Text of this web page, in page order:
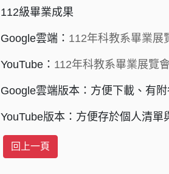
112級畢業成果
Google雲端： 112年科教系畢業展
YouTube： 112年科教系畢業展覽
Google雲端版本：方便下載、有
YouTube版本：方便存於個人清